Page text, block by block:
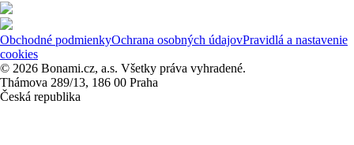
Obchodné podmienkyOchrana osobných údajovPravidlá a nastavenie
cookies
© 2026 Bonami.cz, a.s. Všetky práva vyhradené.
Thámova 289/13, 186 00 Praha
Česká republika